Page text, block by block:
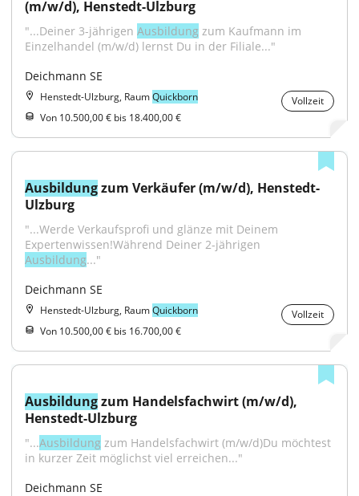
(m/w/d), Henstedt-Ulzburg
"...Deiner 3-jährigen Ausbildung zum Kaufmann im
Einzelhandel (m/w/d) lernst Du in der Filiale..."
Deichmann SE
Henstedt-Ulzburg, RaumQuickborn
Vollzeit
Von 10.500,00 € bis 18.400,00 €
Ausbildung zum Verkäufer (m/w/d), Henstedt-
Ulzburg
"...Werde Verkaufsprofi und glänze mit Deinem
Ausbildung..."
Deichmann SE
Henstedt-Ulzburg, RaumQuickborn
Vollzeit
Von 10.500,00 € bis 16.700,00 €
Ausbildung zum Handelsfachwirt (m/w/d),
Henstedt-Ulzburg
"...Ausbildung zum Handelsfachwirt (m/w/d)Du möchtest
in kurzer Zeit möglichst viel erreichen..."
Deichmann SE